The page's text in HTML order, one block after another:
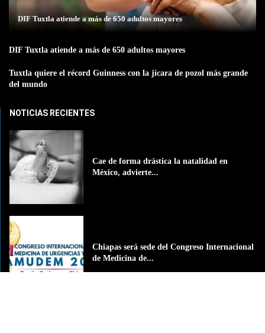
DIF Tuxtla atiende a más de 650 adultos mayores
DIF Tuxtla atiende a más de 650 adultos mayores
Tuxtla quiere el récord Guinness con la jícara de pozol más grande
del mundo
NOTICIAS RECIENTES
Cae de forma drástica la natalidad en
México, advierte...
Chiapas será sede del Congreso Internacional
de Medicina de...